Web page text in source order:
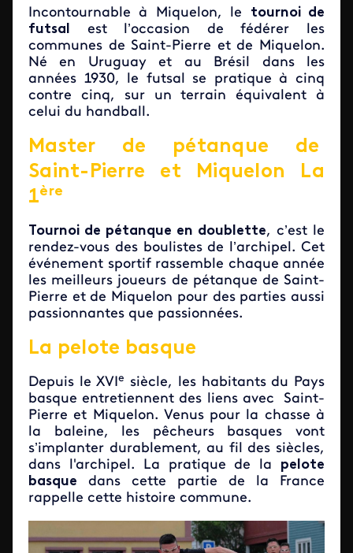
Incontournable à Miquelon, le tournoi de
futsal est l’occasion de fédérer les
communes de Saint-Pierre et de Miquelon.
Né en Uruguay et au Brésil dans les
années 1930, le futsal se pratique à cinq
contre cinq, sur un terrain équivalent à
celui du handball.
Master de pétanque de
Saint-Pierre et Miquelon La
1ère
Tournoi de pétanque en doublette, c’est le
rendez-vous des boulistes de l’archipel. Cet
événement sportif rassemble chaque année
les meilleurs joueurs de pétanque de Saint-
Pierre et de Miquelon pour des parties aussi
passionnantes que passionnées.
La pelote basque
Depuis le XVIe
siècle, les habitants du Pays
basque entretiennent des liens avec Saint-
Pierre et Miquelon. Venus pour la chasse à
la baleine, les pêcheurs basques vont
s’implanter durablement, au fil des siècles,
dans l'archipel. La pratique de la pelote
basque dans cette partie de la France
rappelle cette histoire commune.